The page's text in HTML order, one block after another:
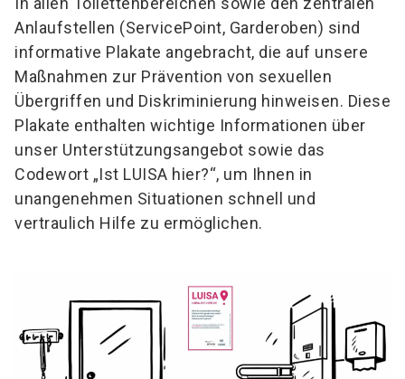
Anlaufstellen (ServicePoint, Garderoben) sind
informative Plakate angebracht, die auf unsere
Maßnahmen zur Prävention von sexuellen
Übergriffen und Diskriminierung hinweisen. Diese
Plakate enthalten wichtige Informationen über
unser Unterstützungsangebot sowie das
Codewort „Ist LUISA hier?“, um Ihnen in
unangenehmen Situationen schnell und
vertraulich Hilfe zu ermöglichen.